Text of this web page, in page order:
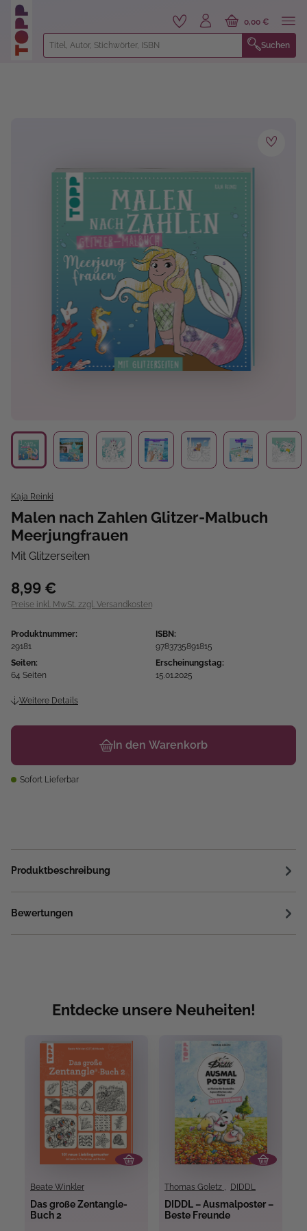
springen
Suchen
0,00 €
Kaja Reinki
Malen nach Zahlen Glitzer-Malbuch
Meerjungfrauen
Mit Glitzerseiten
8,99 €
Preise inkl. MwSt. zzgl. Versandkosten
Produktnummer:
29181
ISBN:
9783735891815
Seiten:
64 Seiten
Erscheinungstag:
15.01.2025
Weitere Details
In den Warenkorb
Sofort Lieferbar
Produktbeschreibung
Bewertungen
Entdecke unsere Neuheiten!
Beate Winkler
Das große Zentangle-
Buch 2
Thomas Goletz , DIDDL
DIDDL – Ausmalposter –
Beste Freunde